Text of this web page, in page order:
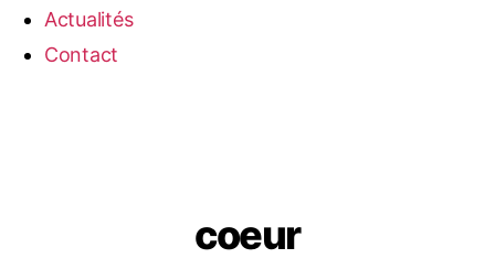
Actualités
Contact
coeur